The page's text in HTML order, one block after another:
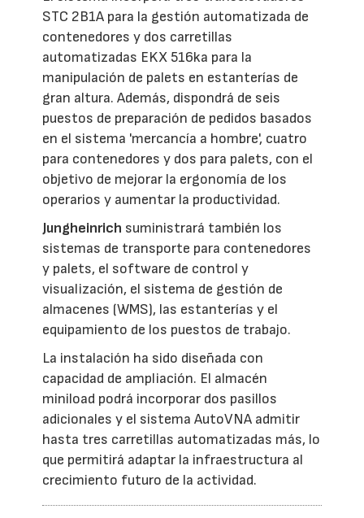
STC 2B1A para la gestión automatizada de
contenedores y dos carretillas
automatizadas EKX 516ka para la
manipulación de palets en estanterías de
gran altura. Además, dispondrá de seis
puestos de preparación de pedidos basados
en el sistema 'mercancía a hombre', cuatro
para contenedores y dos para palets, con el
objetivo de mejorar la ergonomía de los
operarios y aumentar la productividad.
Jungheinrich suministrará también los
sistemas de transporte para contenedores
y palets, el software de control y
visualización, el sistema de gestión de
almacenes (WMS), las estanterías y el
equipamiento de los puestos de trabajo.
La instalación ha sido diseñada con
capacidad de ampliación. El almacén
miniload podrá incorporar dos pasillos
adicionales y el sistema AutoVNA admitir
hasta tres carretillas automatizadas más, lo
que permitirá adaptar la infraestructura al
crecimiento futuro de la actividad.